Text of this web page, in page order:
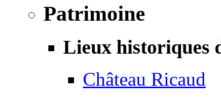
Patrimoine
Lieux historiques
Château Ricaud